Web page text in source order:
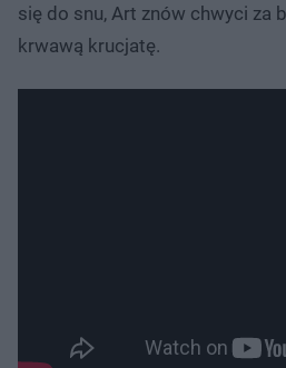
się do snu, Art znów chwyci za
krwawą krucjatę.